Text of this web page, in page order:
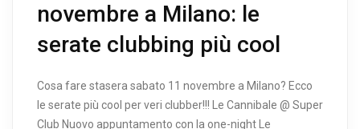
novembre a Milano: le
serate clubbing più cool
Cosa fare stasera sabato 11 novembre a Milano? Ecco
le serate più cool per veri clubber!!! Le Cannibale @ Super
Club Nuovo appuntamento con la one-night Le